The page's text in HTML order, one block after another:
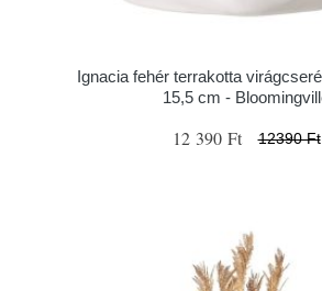
Ignacia fehér terrakotta
15,5 cm -
12 390 Ft 12390 Ft